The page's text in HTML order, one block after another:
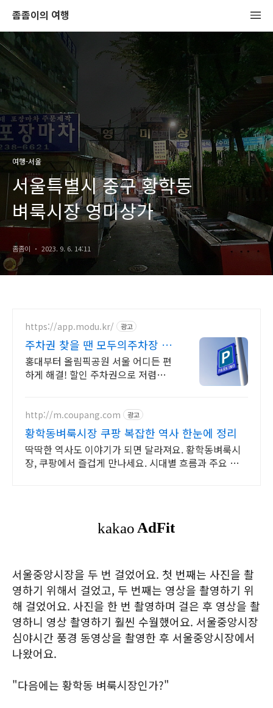
좀좀이의 여행
여행-서울
서울특별시 중구 황학동
벼룩시장 영미상가
좀좀이 2023. 9. 6. 14:11
https://app.modu.kr/ 광고
주차권 찾을 땐 모두의주차장 서
울주차장 최대 80% 할인
홍대부터 올림픽공원 서울 어디든 편
하게 해결! 할인 주차권으로 저렴하게
http://m.coupang.com 광고
황학동벼룩시장 쿠팡 복잡한 역사 한눈에 정리
딱딱한 역사도 이야기가 되면 달라져요. 황학동벼룩시
장, 쿠팡에서 즐겁게 만나세요. 시대별 흐름과 주요 사건
서울중앙시장을 두 번 걸었어요. 첫 번째는 사진을 촬
영하기 위해서 걸었고, 두 번째는 영상을 촬영하기 위
해 걸었어요. 사진을 한 번 촬영하며 걸은 후 영상을 촬
영하니 영상 촬영하기 훨씬 수월했어요. 서울중앙시장
심야시간 풍경 동영상을 촬영한 후 서울중앙시장에서
나왔어요.
"다음에는 황학동 벼룩시장인가?"